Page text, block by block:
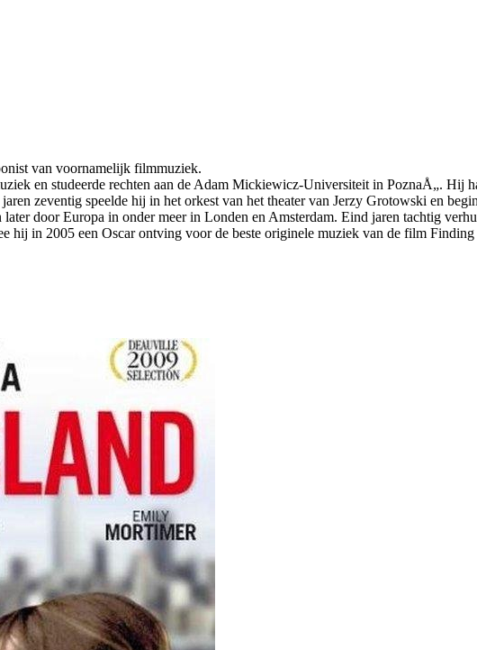
van voornamelijk filmmuziek.
en studeerde rechten aan de Adam Mickiewicz-Universiteit in PoznaÅ„. Hij
zeventig speelde hij in het orkest van het theater van Jerzy Grotowski en
door Europa in onder meer in Londen en Amsterdam. Eind jaren tachtig
hij in 2005 een Oscar ontving voor de beste originele muziek van de film